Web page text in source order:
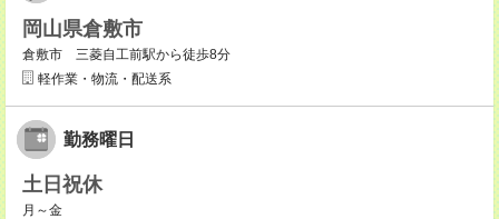
岡山県倉敷市
倉敷市 三菱自工前駅から徒歩8分
軽作業・物流・配送系
勤務曜日
土日祝休
月～金